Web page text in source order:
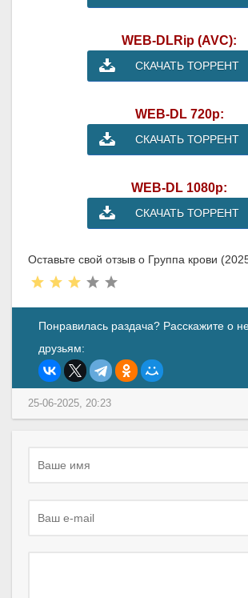
WEB-DLRip (AVC):
СКАЧАТЬ ТОРРЕНТ
WEB-DL 720p:
СКАЧАТЬ ТОРРЕНТ
WEB-DL 1080p:
СКАЧАТЬ ТОРРЕНТ
Оставьте свой отзыв о Группа крови
Понравилась раздача? Расскажите о
друзьям:
25-06-2025, 20:23